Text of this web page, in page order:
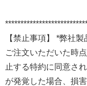
【禁止事項】 *弊社
ご注文いただいた時
止する特約に同意さ
が発覚した場合、損